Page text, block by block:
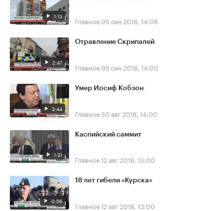
1:13 Главное 05 сен 2018, 14:06
2:47
Отравление Скрипалей
Главное 05 сен 2018, 14:00
3:44
Умер Иосиф Кобзон
Главное30 авг 2018, 14:00
1:31
Каспийский саммит
Главное12 авг 2018, 13:00
0:56
18 лет гибели «Курска»
Главное12 авг 2018, 13:00